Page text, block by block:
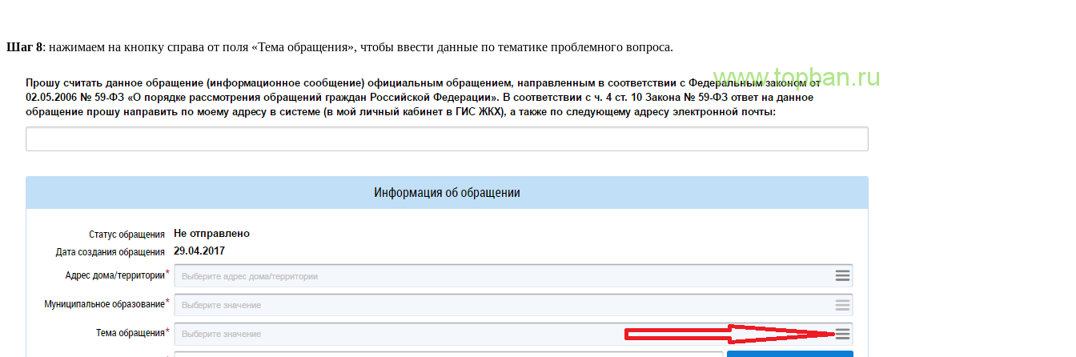
Шаг 8: нажимаем на кнопку справа от поля «Тема обращения», чтобы ввести данные по тематике проблемного вопроса.